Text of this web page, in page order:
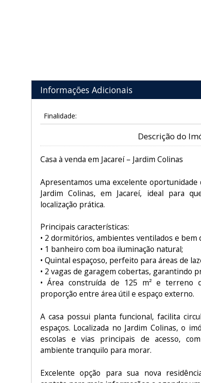
Informações Adicionais
Finalidade:
Descrição do
Casa à venda em Jacareí – Jardim Colinas
Apresentamos uma excelente
Jardim Colinas, em Jacareí, ideal para
localização prática.
Principais características:
• 2 dormitórios, ambientes ventilados e bem
• 1 banheiro com boa iluminação natural;
• Quintal espaçoso, perfeito para áreas de
• 2 vagas de garagem cobertas, garantindo
• Área construída de 125 m² e terreno
proporção entre área útil e espaço externo.
A casa possui planta funcional, facilita
espaços. Localizada no Jardim Colinas, o
escolas e vias principais de acesso,
ambiente tranquilo para morar.
Excelente opção para sua nova